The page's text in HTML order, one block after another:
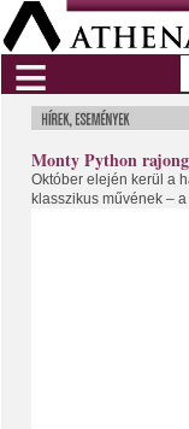
≡
Monty Python
Október elején kerül a
klasszikus művének –